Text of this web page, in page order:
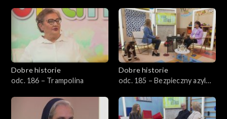
Dobre historie
odc. 186 – Trampolina
Dobre historie
odc. 185 – Bezpieczny azyl